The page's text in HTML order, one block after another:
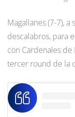
Magallanes (7-7),
descalabros, para
con Cardenales de
tercer round de la